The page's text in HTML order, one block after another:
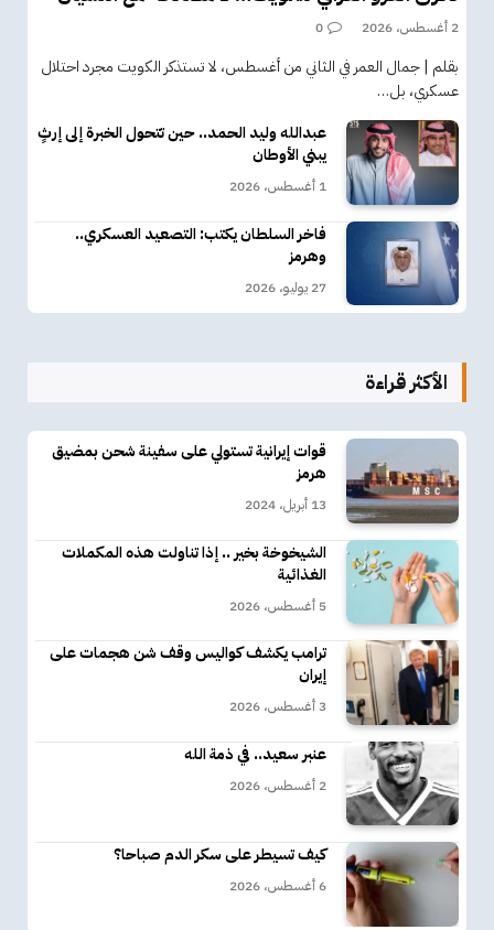
2 أغسطس، 2026 0
بقلم | جمال العمر في الثاني من أغسطس، لا تستذكر الكويت مجرد احتلال
عسكري، بل…
عبدالله وليد الحمد.. حين تتحول الخبرة إلى إرثٍ
يبني الأوطان
1 أغسطس، 2026
فاخر السلطان يكتب: التصعيد العسكري..
وهرمز
27 يوليو، 2026
الأكثر قراءة
قوات إيرانية تستولي على سفينة شحن بمضيق
هرمز
13 أبريل، 2024
الشيخوخة بخير .. إذا تناولت هذه المكملات
الغذائية
5 أغسطس، 2026
ترامب يكشف كواليس وقف شن هجمات على
إيران
3 أغسطس، 2026
عنبر سعيد.. في ذمة الله
2 أغسطس، 2026
كيف تسيطر على سكر الدم صباحا؟
6 أغسطس، 2026